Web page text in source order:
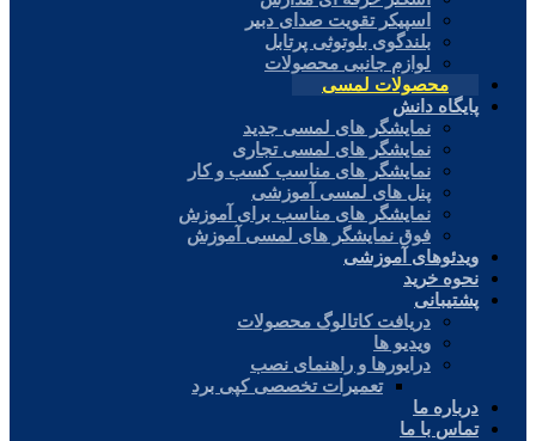
اسپیکر تقویت صدای دبیر
بلندگوی بلوتوثی پرتابل
لوازم جانبی محصولات
محصولات لمسی
پایگاه دانش
نمایشگر های لمسی جدید
نمایشگر های لمسی تجاری
نمایشگر های مناسب کسب و کار
پنل های لمسی آموزشی
نمایشگر های مناسب برای آموزش
فوق نمایشگر های لمسی آموزش
ویدئوهای آموزشی
نحوه خرید
پشتیبانی
دریافت کاتالوگ محصولات
ویدیو ها
درایورها و راهنمای نصب
تعمیرات تخصصی کپی برد
درباره ما
تماس با ما